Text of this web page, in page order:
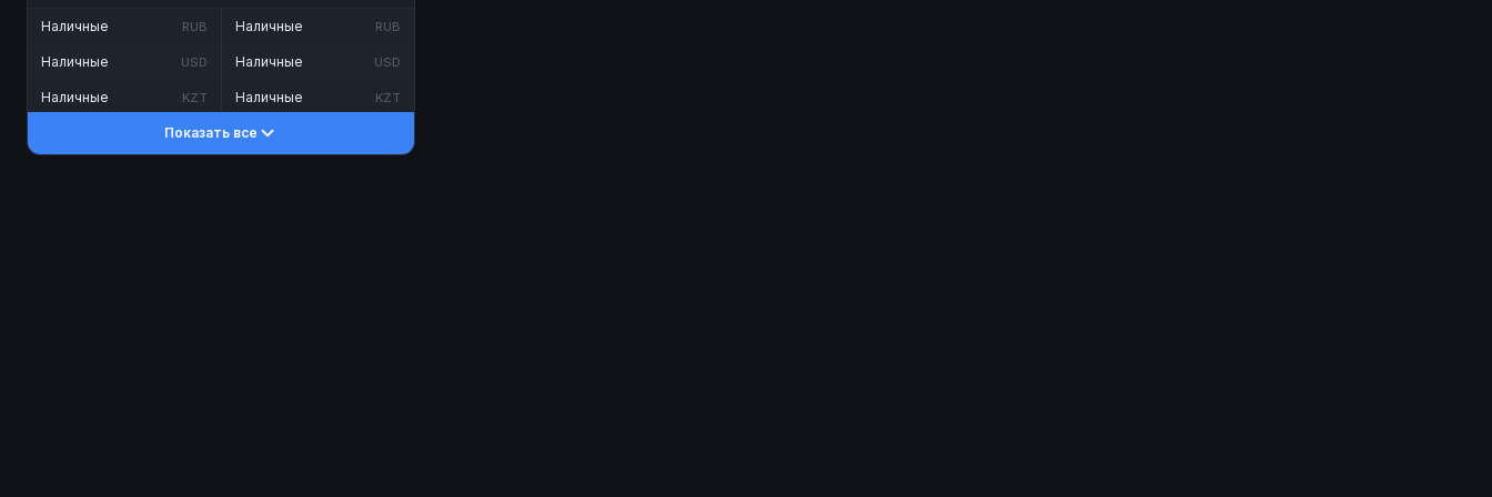
Наличные RUB
Наличные USD
Наличные KZT
Наличные RUB
Наличные USD
Наличные KZT
Показать все